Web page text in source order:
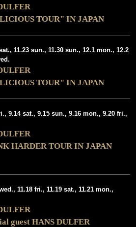
TOUR" IN JAPAN
11.23 sun., 11.30 sun., 12.1 mon., 12.2
TOUR" IN JAPAN
9.14 sat., 9.15 sun., 9.16 mon., 9.20 fri.,
HARDER TOUR IN JAPAN
11.18 fri., 11.19 sat., 11.21 mon.,
guest HANS DULFER